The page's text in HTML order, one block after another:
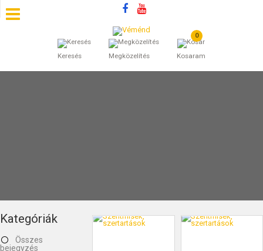
Keresés Megközelítés
0
Kosaram
SZÁLLÁSOK
BEJEGYZÉSEK
Kategóriák
Összes
bejegyzés